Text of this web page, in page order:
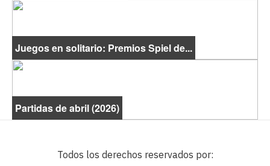
Juegos en solitario: Premios Spiel de...
Partidas de abril (2026)
Todos los derechos reservados por: